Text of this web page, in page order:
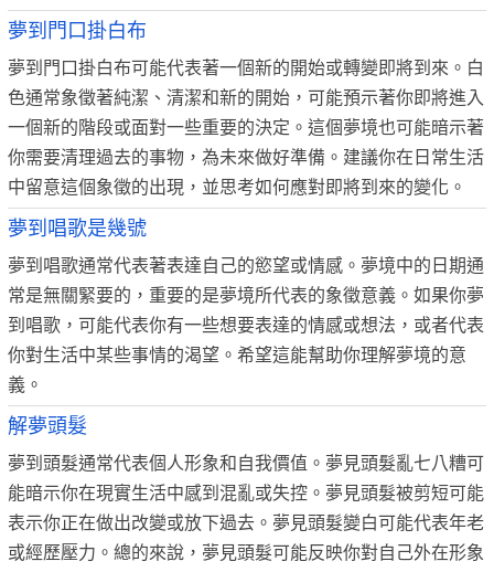
夢到門口掛白布
夢到門口掛白布可能代表著一個新的開始或轉變即將到來。白
色通常象徵著純潔、清潔和新的開始，可能預示著你即將進入
一個新的階段或面對一些重要的決定。這個夢境也可能暗示著
你需要清理過去的事物，為未來做好準備。建議你在日常生活
中留意這個象徵的出現，並思考如何應對即將到來的變化。
夢到唱歌是幾號
夢到唱歌通常代表著表達自己的慾望或情感。夢境中的日期通
常是無關緊要的，重要的是夢境所代表的象徵意義。如果你夢
到唱歌，可能代表你有一些想要表達的情感或想法，或者代表
你對生活中某些事情的渴望。希望這能幫助你理解夢境的意
義。
解夢頭髮
夢到頭髮通常代表個人形象和自我價值。夢見頭髮亂七八糟可
能暗示你在現實生活中感到混亂或失控。夢見頭髮被剪短可能
表示你正在做出改變或放下過去。夢見頭髮變白可能代表年老
或經歷壓力。總的來說，夢見頭髮可能反映你對自己外在形象